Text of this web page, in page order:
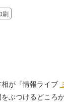
刷
相が『情報ライブ
をぶつけるどころ